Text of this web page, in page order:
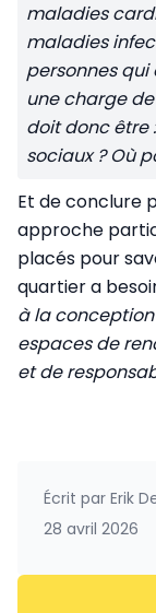
maladies
maladies
personnes qui
une charge
doit donc être
sociaux ? Où
Et de conclure
approche
placés pour
quartier a
à la
espaces de
et de
Écrit par Erik
28 avril 2026